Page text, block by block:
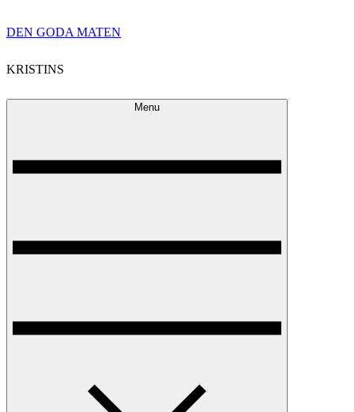
Skip
content
DEN GODA MATEN
KRISTINS
Menu